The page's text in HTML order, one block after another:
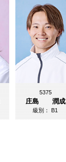
5375
庄島 潤成
級別：B1